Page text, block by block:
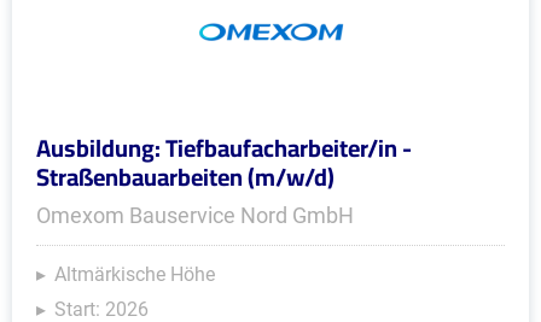
Ausbildung: Tiefbaufacharbeiter/in -
Straßenbauarbeiten (m/w/d)
Omexom Bauservice Nord GmbH
Altmärkische Höhe
Start: 2026